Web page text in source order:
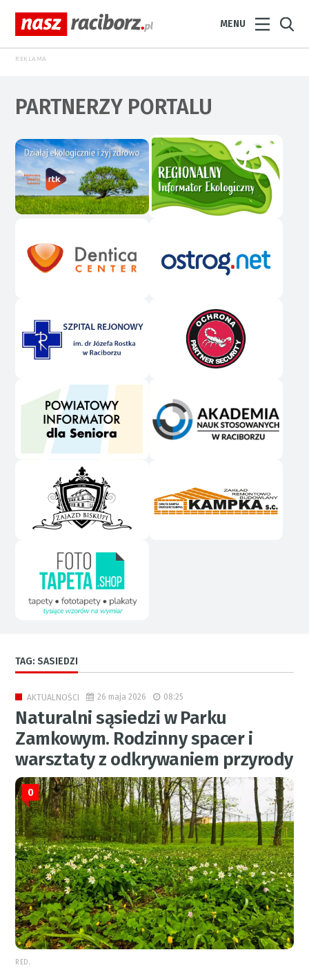
MENU
REKLAMA
PARTNERZY PORTALU
TAG: SASIEDZI
AKTUALNOŚCI 26 maja 2026 08:25
Naturalni sąsiedzi w Parku
Zamkowym. Rodzinny spacer i
warsztaty z odkrywaniem przyrody
0
RED.